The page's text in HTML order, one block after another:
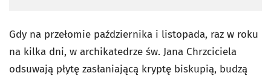
Gdy na przełomie października i listopada, raz w roku
na kilka dni, w archikatedrze św. Jana Chrzciciela
odsuwają płytę zasłaniającą kryptę biskupią, budzą